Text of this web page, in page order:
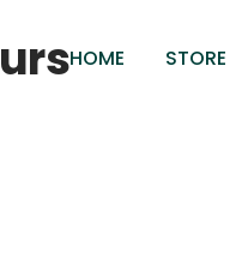
HOME STORE